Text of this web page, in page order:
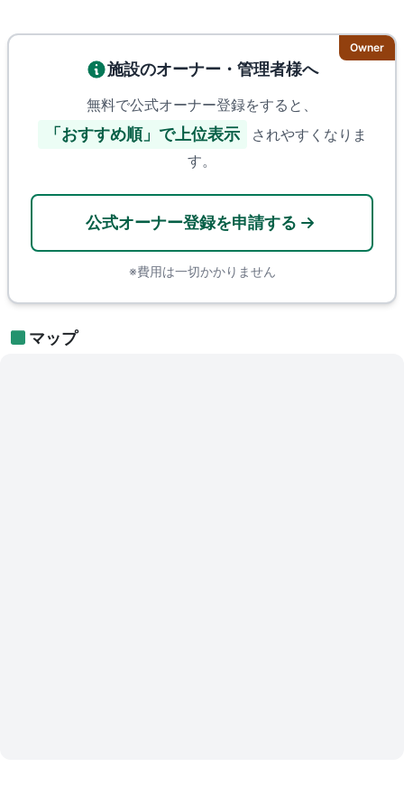
Owner
施設のオーナー・管理者様へ
無料で公式オーナー登録をすると、
「おすすめ順」で上位表示
されやすくなりま
す。
公式オーナー登録を申請する
※費用は一切かかりません
マップ